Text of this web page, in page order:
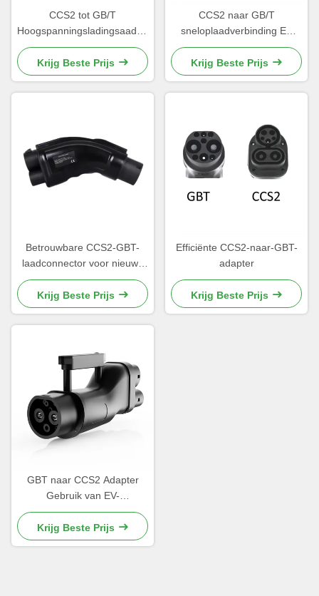
CCS2 tot GB/T
Hoogspanningsladingsaadapter
1000 V Voor CCS2
standaard auto
Krijg Beste Prijs
CCS2 naar GB/T
sneloplaadverbinding EV
plug adapter CCS2 naar
GBT standaard
Krijg Beste Prijs
Betrouwbare CCS2-GBT-
laadconnector voor nieuwe
energievoertuigen
Krijg Beste Prijs
Efficiënte CCS2-naar-GBT-
adapter
Krijg Beste Prijs
GBT naar CCS2 Adapter
Gebruik van EV-
oplaadstation Voor CCS2
Port Electric Car Zuidoost
Land Gebruik Adapter
Krijg Beste Prijs